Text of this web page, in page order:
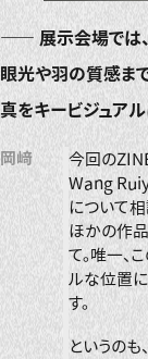
―― 展示会場では
眼光や羽の質感ま
真をキービジュア
岡﨑
今回の
Wang
について相
ほかの作品
て。唯一、
ルな位置に
す。
というの